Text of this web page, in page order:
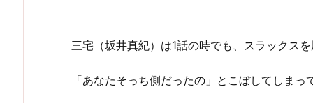
三宅（坂井真紀）は1話の時でも、スラックス
「あなたそっち側だったの」とこぼしてしまっ